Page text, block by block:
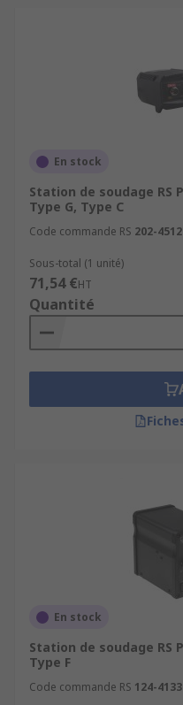
Embouts de
Fers à souder et à
Tresses à dessouder
Pâtes à souder
Pannes de fer à
👉Commandez dès
souder sur RS et
précises et durables
En stock
Station de soudage RS
Type G, Type C
Code commande RS 202-4512
Sous-total (1 unité)
71,54 €HT
Quantité
En stock
Station de soudage RS
Type F
Code commande RS 124-4133